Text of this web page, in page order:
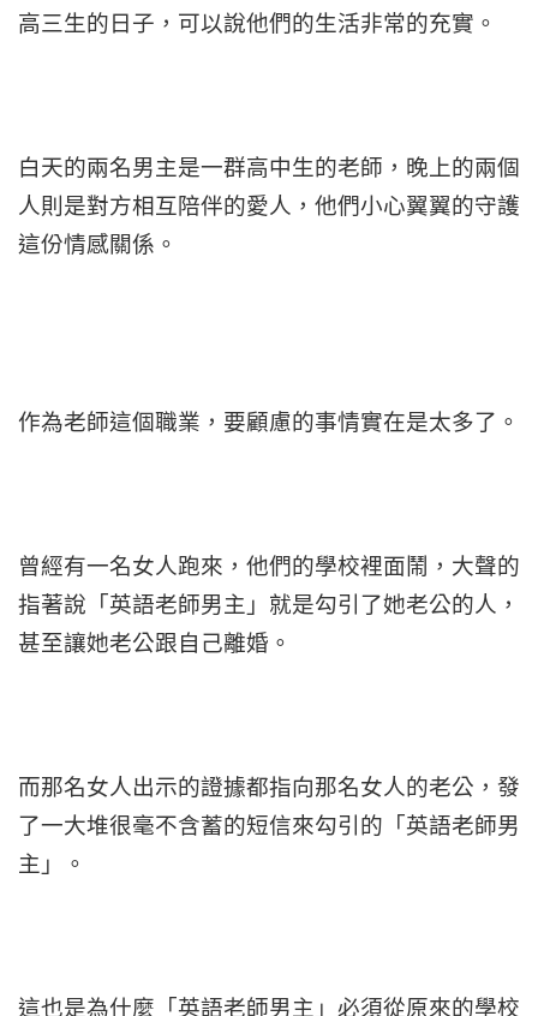
高三生的日子，可以說他們的生活非常的充實。
白天的兩名男主是一群高中生的老師，晚上的兩個
人則是對方相互陪伴的愛人，他們小心翼翼的守護
這份情感關係。
作為老師這個職業，要顧慮的事情實在是太多了。
曾經有一名女人跑來，他們的學校裡面鬧，大聲的
指著說「英語老師男主」就是勾引了她老公的人，
甚至讓她老公跟自己離婚。
而那名女人出示的證據都指向那名女人的老公，發
了一大堆很毫不含蓄的短信來勾引的「英語老師男
主」。
這也是為什麼「英語老師男主」必須從原來的學校